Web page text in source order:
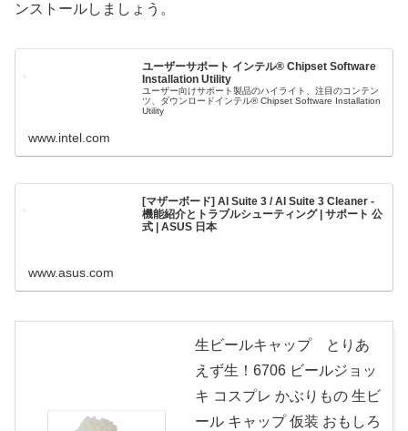
ンストールしましょう。
ユーザーサポート インテル® Chipset Software
Installation Utility
ユーザー向けサポート製品のハイライト、注目のコンテン
ツ、ダウンロードインテル® Chipset Software Installation
Utility
www.intel.com
[マザーボード] AI Suite 3 / AI Suite 3 Cleaner -
機能紹介とトラブルシューティング | サポート 公
式 | ASUS 日本
www.asus.com
生ビールキャップ とりあ
えず生！6706 ビールジョッ
キ コスプレ かぶりもの 生ビ
ール キャップ 仮装 おもしろ